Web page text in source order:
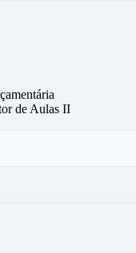
de Aulas II